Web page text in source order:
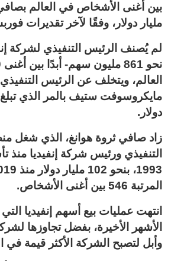
مليار دولار، وفقًا لآخر تقديرات
لم يُصنف الرئيس التنفيذي لشركة
العالم، ويتخلف عن الرئيس
دولار.
زاد صافي ثروة هوانغ، الذي شغل
التنفيذي ورئيس شركة إنفيديا منذ
المرتبة 546 بين أغنى الأشخاص.
انتهت عمليات بيع أسهم إنفيديا
الأشهر الأخيرة، بفضل تجاوزها
وأبل لتصبح الشركة الأكثر قيمة في